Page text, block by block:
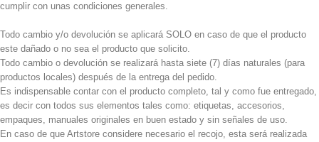
cumplir con unas condiciones generales.
Todo cambio y/o devolución se aplicará SOLO en caso de que el producto
este dañado o no sea el producto que solicito.
Todo cambio o devolución se realizará hasta siete (7) días naturales (para
productos locales) después de la entrega del pedido.
Es indispensable contar con el producto completo, tal y como fue entregado,
es decir con todos sus elementos tales como: etiquetas, accesorios,
empaques, manuales originales en buen estado y sin señales de uso.
En caso de que Artstore considere necesario el recojo, esta será realizada